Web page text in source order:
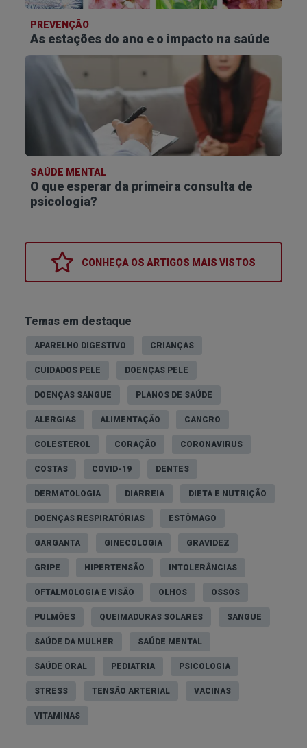
permitidos neste regime alimentar, ricos em
gordura saudável, proteínas moderadas e hidratos
de carbono muito reduzidos.
MENU CETOGÉNICO
Pequeno-
almoço
Ovos mexidos com espinafres
salteados em azeite.
Abacate às fatias.
Almoço
cozidos a vapor e molho de
manteiga.
sementes de girassol.
Frango assado no forno.
Curgete salteada com um fio de
Ceia
(opcional)
Iogurte grego natural (sem açúcar)
linhaça.
Algumas pesquisas apresentam benefícios da
gordura abdominal;
Controlo da glicemia, especialmente em
pessoas com resistência à insulina;
Melhoria da função cognitiva
PREVENÇÃO
As estações do ano e o impacto na saúde
SAÚDE MENTAL
O que esperar da primeira consulta de
psicologia?
CONHEÇA OS ARTIGOS MAIS VISTOS
Temas em destaque
APARELHO DIGESTIVO CRIANÇAS
CUIDADOS PELE DOENÇAS PELE
DOENÇAS SANGUE PLANOS DE SAÚDE
ALERGIAS ALIMENTAÇÃO CANCRO
COLESTEROL CORAÇÃO CORONAVIRUS
COSTAS COVID-19 DENTES
DERMATOLOGIA DIARREIA DIETA E NUTRIÇÃO
DOENÇAS RESPIRATÓRIAS ESTÔMAGO
GARGANTA GINECOLOGIA GRAVIDEZ
GRIPE HIPERTENSÃO INTOLERÂNCIAS
OFTALMOLOGIA E VISÃO OLHOS OSSOS
PULMÕES QUEIMADURAS SOLARES SANGUE
SAÚDE DA MULHER SAÚDE MENTAL
SAÚDE ORAL PEDIATRIA PSICOLOGIA
STRESS TENSÃO ARTERIAL VACINAS
VITAMINAS